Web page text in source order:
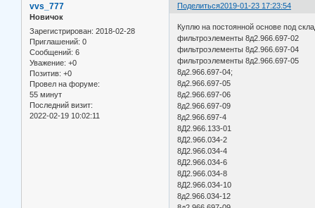
Поделиться2019-01-23 17:23:54
vvs_777
Новичок
Зарегистрирован: 2018-02-28
Приглашений: 0
Сообщений: 6
Уважение: +0
Позитив: +0
Провел на форуме:
55 минут
Последний визит:
2022-02-19 10:02:11
Куплю на постоянной основе под
фильтроэлементы 8д2.966.697-02
фильтроэлементы 8д2.966.697-04
фильтроэлементы 8д2.966.697-05
8д2.966.697-04;
8д2.966.697-05
8д2.966.697-06
8д2.966.697-09
8д2.966.697-4
8Д2.966.133-01
8Д2.966.034-2
8Д2.966.034-4
8Д2.966.034-6
8Д2.966.034-8
8Д2.966.034-10
8д2.966.034-12